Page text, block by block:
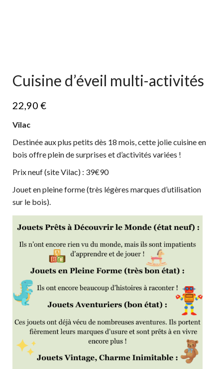
Cuisine d’éveil multi-activités
22,90 €
Vilac
Destinée aux plus petits dès 18 mois, cette jolie cuisine en
bois offre plein de surprises et d’activités variées !
Prix neuf (site Vilac) : 39€90
Jouet en pleine forme (très légères marques d’utilisation
sur le bois).